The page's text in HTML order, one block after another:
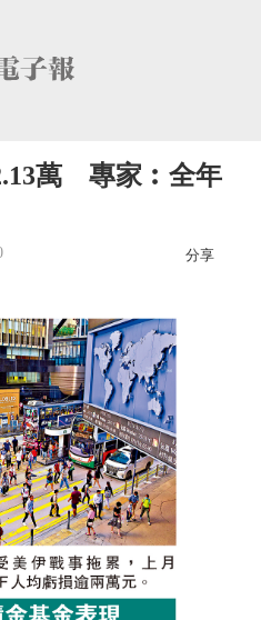
萬 專家︰全年
分享